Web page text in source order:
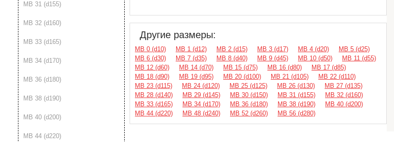
MB 31 (d155)
MB 32 (d160)
MB 33 (d165)
MB 34 (d170)
MB 36 (d180)
MB 38 (d190)
MB 40 (d200)
MB 44 (d220)
Другие размеры:
MB 0 (d10) MB 1 (d12) MB 2 (d15) MB 3 (d17) MB 4 (d20)
MB 5 (d25)
MB 6 (d30)
MB 7 (d35) MB 8 (d40) MB 9 (d45) MB 10 (d50)
MB 11 (d55)
MB 12 (d60)
MB 14 (d70) MB 15 (d75) MB 16 (d80)
MB 17 (d85)
MB 18 (d90)
MB 19 (d95) MB 20 (d100) MB 21 (d105)
MB 22 (d110)
MB 23 (d115)
MB 24 (d120) MB 25 (d125) MB 26 (d130)
MB 27 (d135)
MB 28 (d140)
MB 29 (d145) MB 30 (d150) MB 31 (d155)
MB 32 (d160)
MB 33 (d165)
MB 34 (d170) MB 36 (d180) MB 38 (d190)
MB 40 (d200)
MB 44 (d220)
MB 48 (d240) MB 52 (d260) MB 56 (d280)